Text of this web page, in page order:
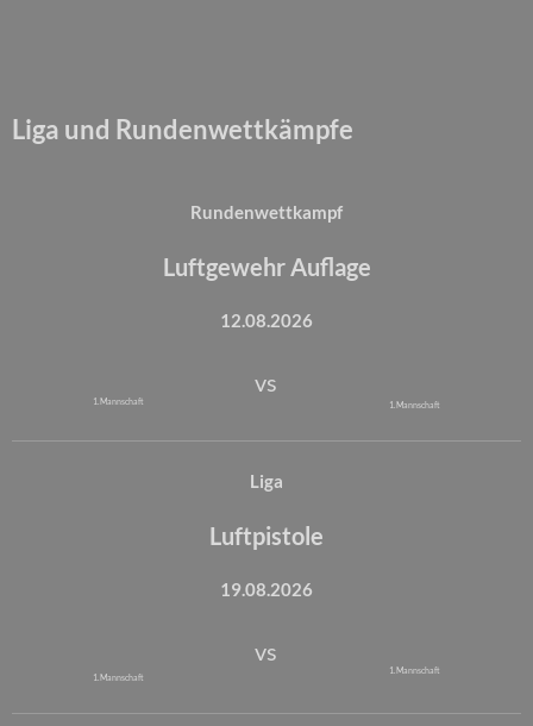
Liga und Rundenwettkämpfe
Rundenwettkampf
Luftgewehr Auflage
12.08.2026
1. Mannschaft
vs
1. Mannschaft
Liga
Luftpistole
19.08.2026
1. Mannschaft
vs
1. Mannschaft